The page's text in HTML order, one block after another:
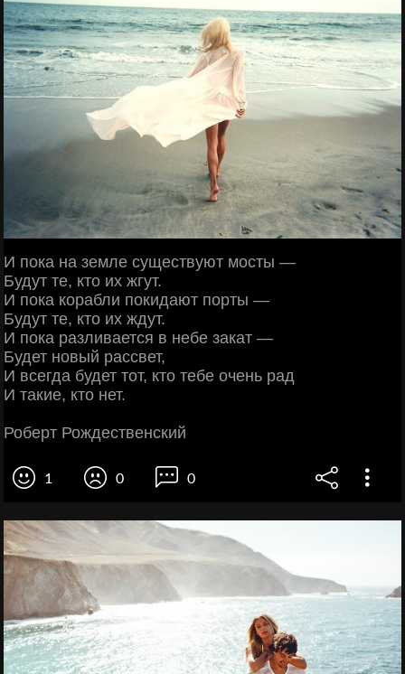
И пока на земле существуют мосты —
Будут те, кто их жгут.
И пока корабли покидают порты —
Будут те, кто их ждут.
И пока разливается в небе закат —
Будет новый рассвет,
И всегда будет тот, кто тебе очень рад
И такие, кто нет.
Роберт Рождественский
1 0 0